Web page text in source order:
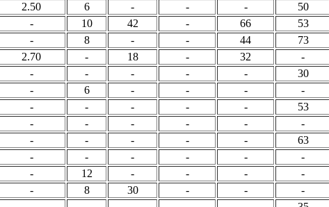
2.50 6 - - - 50
- 10 42 - 66 53
- 8 - - 44 73
2.70 - 18 - 32 -
- - - - - 30
- 6 - - - -
- - - - - 53
- - - - - -
- - - - - 63
- - - - - -
- 12 - - - -
- 8 30 - - -